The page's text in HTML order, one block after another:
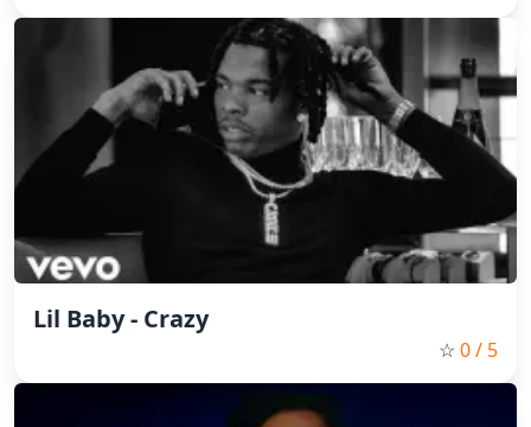
Lil Baby - Crazy
☆ 0/ 5